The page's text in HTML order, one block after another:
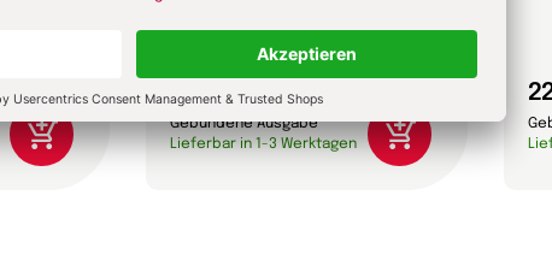
24,00 €
Gebundene Ausgabe
Lieferbar in 1-3 Werktagen